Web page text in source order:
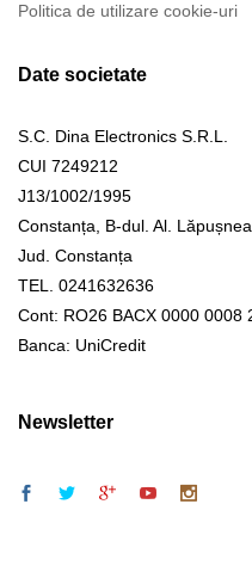
Politica de utilizare cookie-uri
Date societate
S.C. Dina Electronics S.R.L.
CUI 7249212
J13/1002/1995
Constanța, B-dul. Al.
Jud. Constanța
TEL. 0241632636
Cont: RO26 BACX 0000 0008
Banca: UniCredit
Newsletter